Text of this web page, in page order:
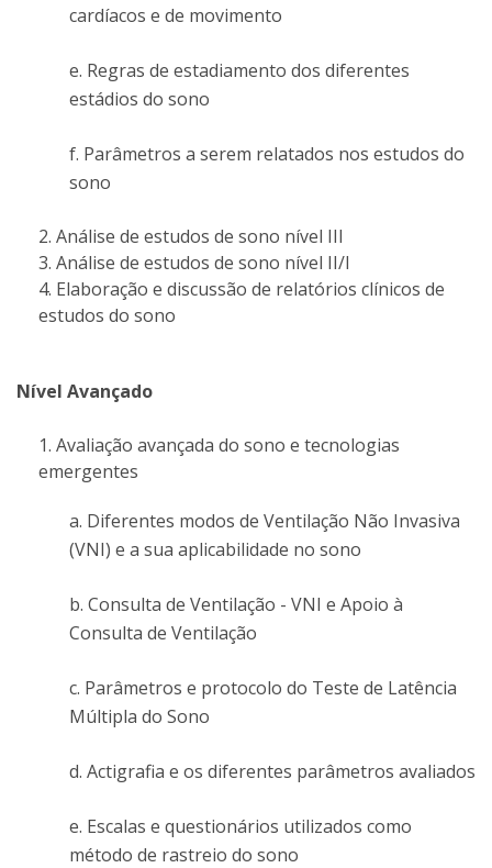
cardíacos e de movimento
e. Regras de estadiamento dos diferentes
estádios do sono
f. Parâmetros a serem relatados nos estudos do
sono
Análise de estudos de sono nível III
Análise de estudos de sono nível II/I
Elaboração e discussão de relatórios clínicos de
estudos do sono
Nível Avançado
Avaliação avançada do sono e tecnologias
emergentes
a. Diferentes modos de Ventilação Não Invasiva
(VNI) e a sua aplicabilidade no sono
b. Consulta de Ventilação - VNI e Apoio à
Consulta de Ventilação
c. Parâmetros e protocolo do Teste de Latência
Múltipla do Sono
d. Actigrafia e os diferentes parâmetros avaliados
e. Escalas e questionários utilizados como
método de rastreio do sono